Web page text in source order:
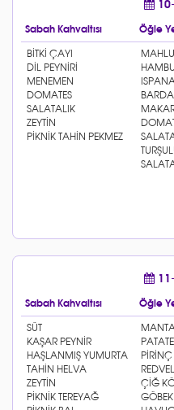
Sabah Kahvaltısı Öğle
Sabah Kahvaltısı Öğle